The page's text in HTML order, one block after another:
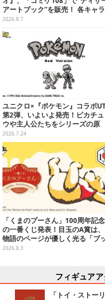
アートブック”を販売！ 各キャラ
のコンセプトなど収録、CBT前に
入手できる
2026.8.7
ユニクロ×『ポケモン』コラボ
第2弾、いよいよ発売！ピカチュ
ウや主人公たちをシリーズの原
点、モノクロのゲームドットで表
現
2026.7.24
「くまのプーさん」100周年記念
の一番くじ発表！目玉のA賞は、
物語のページが優しく光る「ブ
クシェイプドライト」
2026.8.3
フィギュア
「トイ・ストー